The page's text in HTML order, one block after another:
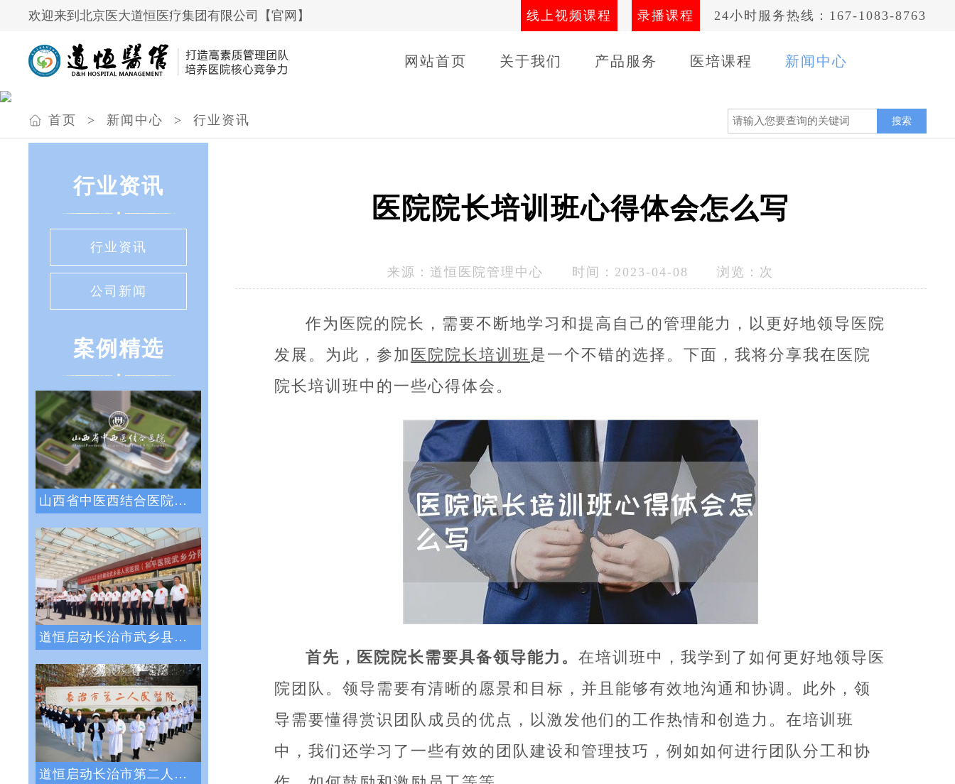
线上视频课程 录播课程 24小时服务热线：167-1083-8763
欢迎来到北京医大道恒医疗集团有限公司【官网】
网站首页 关于我们 产品服务 医培课程 新闻中心
首页 > 新闻中心 > 行业资讯 搜索
行业资讯
行业资讯
公司新闻
案例精选
山西省中医西结合医院战略绩效管理咨询项目
道恒启动长治市武乡县人民医院绩效管理体系
道恒启动长治市第二人民医院绩效管理咨询服
医院院长培训班心得体会怎么写
来源： 道恒医院管理中心 时间：2023-04-08 浏览： 次
作为医院的院长，需要不断地学习和提高自己的管理能力，以更好地领导医院
发展。为此，参加 医院院长培训班是一个不错的选择。下面，我将分享我在医院
院长培训班中的一些心得体会。
首先，医院院长需要具备领导能力。 在培训班中，我学到了如何更好地领导医
院团队。领导需要有清晰的愿景和目标，并且能够有效地沟通和协调。此外，领
导需要懂得赏识团队成员的优点，以激发他们的工作热情和创造力。在培训班
中，我们还学习了一些有效的团队建设和管理技巧，例如如何进行团队分工和协